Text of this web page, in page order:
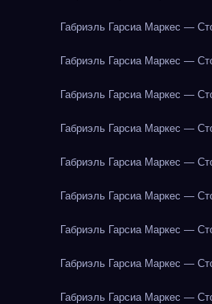
Габриэль Гарсиа Маркес —
Габриэль Гарсиа Маркес —
Габриэль Гарсиа Маркес —
Габриэль Гарсиа Маркес —
Габриэль Гарсиа Маркес —
Габриэль Гарсиа Маркес —
Габриэль Гарсиа Маркес —
Габриэль Гарсиа Маркес —
Габриэль Гарсиа Маркес —